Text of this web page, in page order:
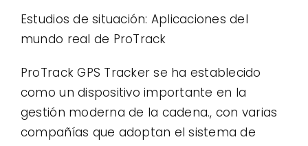
Estudios de situación: Aplicaciones del
mundo real de ProTrack
ProTrack GPS Tracker se ha establecido
como un dispositivo importante en la
gestión moderna de la cadena., con varias
compañías que adoptan el sistema de